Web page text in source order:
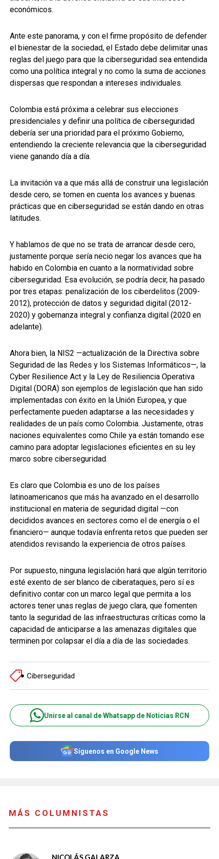
económicos.
Ante este panorama, y con el firme propósito de defender
el bienestar de la sociedad, el Estado debe delimitar unas
reglas del juego para que la ciberseguridad sea entendida
como una política integral y no como la suma de acciones
dispersas que respondan a intereses individuales.
Colombia está próxima a celebrar sus elecciones
presidenciales y definir una política de ciberseguridad
debería ser una prioridad para el próximo Gobierno,
entendiendo la creciente relevancia que la ciberseguridad
viene ganando día a día.
La invitación va a que más allá de construir una legislación
desde cero, se tomen en cuenta los avances y buenas
prácticas que en ciberseguridad se están dando en otras
latitudes.
Y hablamos de que no se trata de arrancar desde cero,
justamente porque sería necio negar los avances que ha
habido en Colombia en cuanto a la normatividad sobre
ciberseguridad. Esa evolución, se podría decir, ha pasado
por tres etapas: penalización de los ciberdelitos (2009-
2012), protección de datos y seguridad digital (2012-
2020) y gobernanza integral y confianza digital (2020 en
adelante).
Ahora bien, la NIS2 —actualización de la Directiva sobre
Seguridad de las Redes y los Sistemas Informáticos—, la
Cyber Resilience Act y la Ley de Resiliencia Operativa
Digital (DORA) son ejemplos de legislación que han sido
implementadas con éxito en la Unión Europea, y que
perfectamente pueden adaptarse a las necesidades y
realidades de un país como Colombia. Justamente, otras
naciones equivalentes como Chile ya están tomando ese
camino para adoptar legislaciones eficientes en su ley
marco sobre ciberseguridad.
Es claro que Colombia es uno de los países
latinoamericanos que más ha avanzado en el desarrollo
institucional en materia de seguridad digital —con
decididos avances en sectores como el de energía o el
financiero— aunque todavía enfrenta retos que pueden ser
atendidos revisando la experiencia de otros países.
Por supuesto, ninguna legislación hará que algún territorio
esté exento de ser blanco de ciberataques, pero sí es
definitivo contar con un marco legal que permita a los
actores tener unas reglas de juego clara, que fomenten
tanto la seguridad de las infraestructuras críticas como la
capacidad de anticiparse a las amenazas digitales que
terminen por colapsar el día a día de las sociedades.
Ciberseguridad
Unirse al canal de Whatsapp de Noticias RCN
Síguenos en Google News
MÁS COLUMNISTAS
NICOLÁS GALARZA